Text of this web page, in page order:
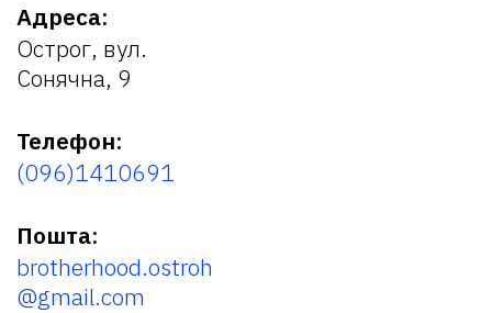
Адреса:
Острог, вул.
Сонячна, 9
Телефон:
(096)1410691
Пошта:
brotherhood.ostroh
@gmail.com